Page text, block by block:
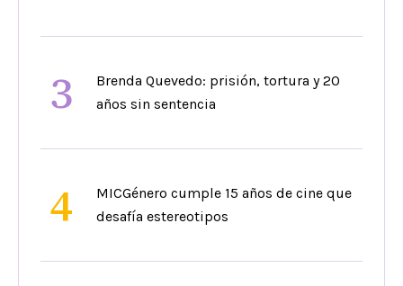
3
Brenda Quevedo: prisión, tortura y 20
años sin sentencia
4
MICGénero cumple 15 años de cine que
desafía estereotipos